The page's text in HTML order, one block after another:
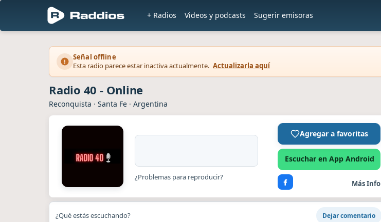
+ Radios Videos y podcasts Sugerir emisoras
Señal offline
Esta radio parece estar inactiva actualmente. Actualizarla aquí
Radio 40 - Online
Reconquista · Santa Fe · Argentina
¿Problemas para reproducir?
Agregar a favoritas
Escuchar en App Android
Más Info
¿Qué estás escuchando? Dejar comentario